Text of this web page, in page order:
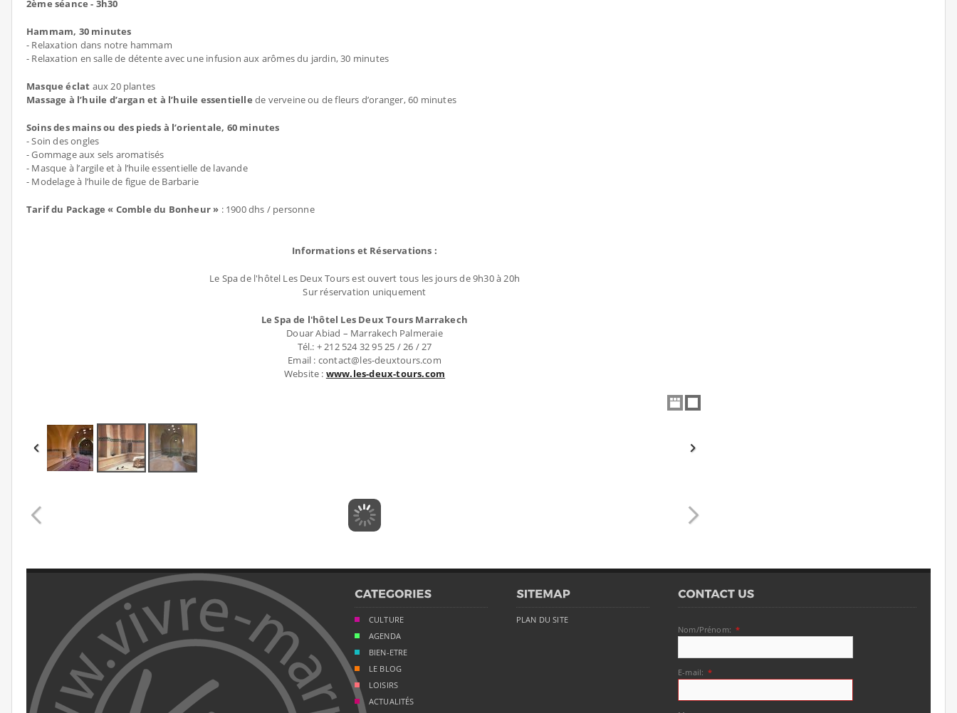
2ème séance - 3h30
Hammam, 30 minutes
- Relaxation dans notre hammam
- Relaxation en salle de détente avec une infusion aux arômes du jardin, 30 minutes
Masque éclat aux 20 plantes
Massage à l’huile d’argan et à l’huile essentielle de verveine ou de fleurs d’oranger, 60 minutes
Soins des mains ou des pieds à l’orientale, 60 minutes
- Soin des ongles
- Gommage aux sels aromatisés
- Masque à l’argile et à l’huile essentielle de lavande
- Modelage à l’huile de figue de Barbarie
Tarif du Package « Comble du Bonheur » : 1900 dhs / personne
Informations et Réservations :
Le Spa de l'hôtel Les Deux Tours est ouvert tous les jours de 9h30 à 20h
Sur réservation uniquement
Le Spa de l'hôtel Les Deux Tours Marrakech
Douar Abiad – Marrakech Palmeraie
Tél.: + 212 524 32 95 25 / 26 / 27
Email : contact@les-deuxtours.com
Website : www.les-deux-tours.com
CULTURE
AGENDA
BIEN-ETRE
LE BLOG
LOISIRS
ACTUALITÉS
PLAN DU SITE
Nom/Prénom: *
E-mail: *